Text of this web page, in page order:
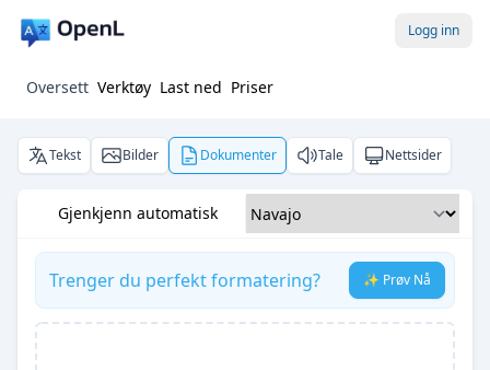
Logg inn
Oversett Verktøy Last ned Priser
Tekst Bilder Dokumenter Tale Nettsider
Gjenkjenn automatisk
Trenger du perfekt formatering? ✨ Prøv Nå